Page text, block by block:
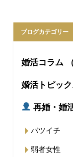
ブログカテゴリー
婚活コラム （
婚活トピック
再婚・婚
バツイチ
弱者女性